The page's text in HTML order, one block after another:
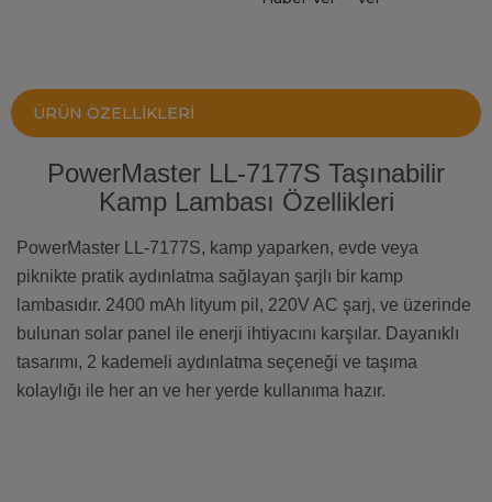
ÜRÜN ÖZELLIKLERI
PowerMaster LL-7177S Taşınabilir
Kamp Lambası Özellikleri
PowerMaster LL-7177S, kamp yaparken, evde veya
piknikte pratik aydınlatma sağlayan şarjlı bir kamp
lambasıdır. 2400 mAh lityum pil, 220V AC şarj, ve üzerinde
bulunan solar panel ile enerji ihtiyacını karşılar. Dayanıklı
tasarımı, 2 kademeli aydınlatma seçeneği ve taşıma
kolaylığı ile her an ve her yerde kullanıma hazır.